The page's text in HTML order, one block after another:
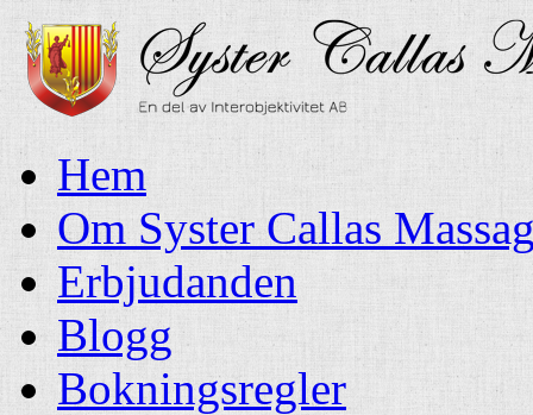
Hem
Om Syster Callas
Erbjudanden
Blogg
Bokningsregler